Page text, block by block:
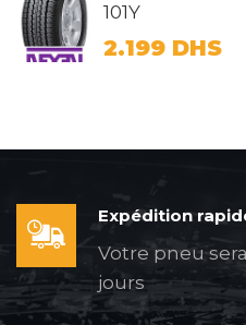
101Y
2.199 DHS
Expédition
Votre pneu
jours